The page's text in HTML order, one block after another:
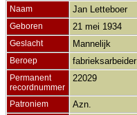
Naam Jan Letteboer
Geboren 21 mei 1934
Geslacht Mannelijk
Beroep fabrieksarbeider
Permanent
recordnummer
22029
Patroniem Azn.